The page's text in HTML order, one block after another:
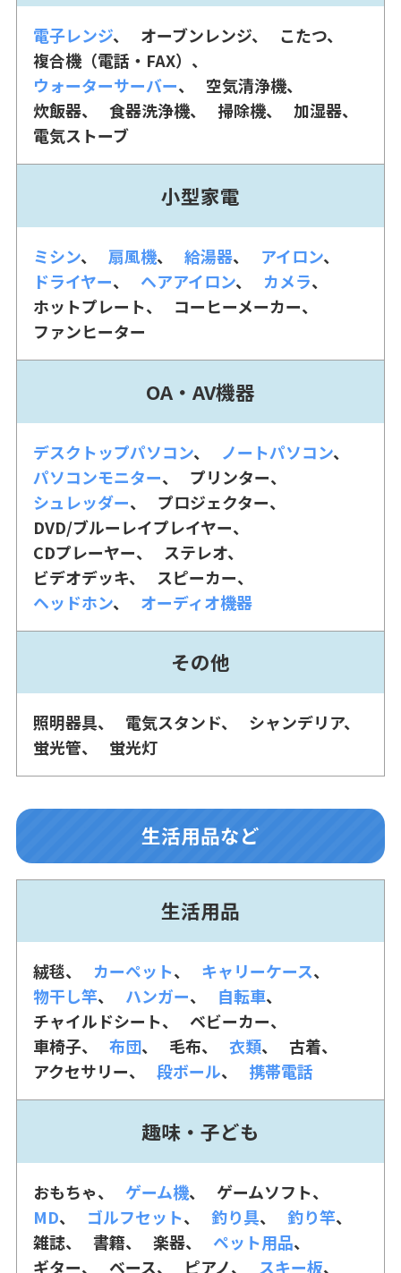
電子レンジ オーブンレンジ
こたつ
複合機（電話・FAX）
ウォーターサーバー
空気清浄機
炊飯器
食器洗浄機 掃除機
加湿器
電気ストーブ
小型家電
ミシン 扇風機 給湯器
アイロン
ドライヤー
ヘアアイロン
カメラ
ホットプレート
コーヒーメーカー
ファンヒーター
OA・AV機器
デスクトップパソコン
ノートパソコン
パソコンモニター
プリンター
シュレッダー
プロジェクター
DVD/ブルーレイプレイヤー
CDプレーヤー
ステレオ
ビデオデッキ
スピーカー
ヘッドホン
オーディオ機器
その他
照明器具 電気スタンド
シャンデリア
蛍光管
蛍光灯
生活用品など
生活用品
絨毯 カーペット
キャリーケース
物干し竿
ハンガー
自転車
チャイルドシート
ベビーカー
車椅子
布団 毛布 衣類
古着
アクセサリー
段ボール 携帯電話
趣味・子ども
おもちゃ ゲーム機
ゲームソフト
MD
ゴルフセット 釣り具
釣り竿
雑誌
書籍 楽器
ペット用品
ギター
ベース ピアノ スキー板